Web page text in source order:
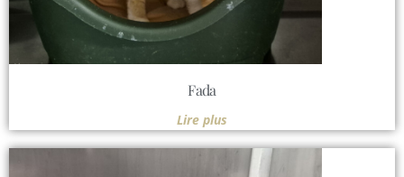
Fada
Lire plus